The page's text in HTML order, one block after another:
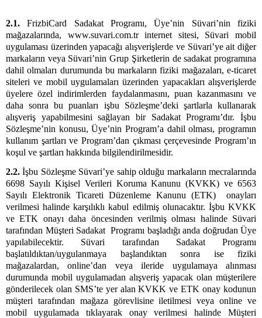
2.1.FrizbiCard Sadakat Programı, Üye’nin Süvari’nin fiziki
mağazalarında, www.suvari.com.tr internet sitesi, Süvari mobil
uygulaması üzerinden yapacağı alışverişlerde ve Süvari’ye ait diğer
markaların veya Süvari’nin Grup Şirketlerin de sadakat programına
dahil olmaları durumunda bu markaların fiziki mağazaları, e-ticaret
siteleri ve mobil uygulamaları üzerinden yapacakları alışverişlerde
üyelere özel indirimlerden faydalanmasını, puan kazanmasını ve
daha sonra bu puanları işbu Sözleşme’deki şartlarla kullanarak
alışveriş yapabilmesini sağlayan bir Sadakat Programı’dır. İşbu
Sözleşme’nin konusu, Üye’nin Program’a dahil olması, programın
kullanım şartları ve Program’dan çıkması çerçevesinde Program’ın
koşul ve şartları hakkında bilgilendirilmesidir.
2.2.İşbu Sözleşme Süvari’ye sahip olduğu markaların mecralarında
6698 Sayılı Kişisel Verileri Koruma Kanunu (KVKK) ve 6563
Sayılı Elektronik Ticareti Düzenleme Kanunu (ETK) onayları
verilmesi halinde karşılıklı kabul edilmiş olunacaktır. İşbu KVKK
ve ETK onayı daha öncesinden verilmiş olması halinde Süvari
tarafından Müşteri Sadakat Programı başladığı anda doğrudan Üye
yapılabilecektir. Süvari tarafından Sadakat Programı
başlatıldıktan/uygulanmaya başlandıktan sonra ise fiziki
mağazalardan, online’dan veya ileride uygulamaya alınması
durumunda mobil uygulamadan alışveriş yapacak olan müşterilere
gönderilecek olan SMS’te yer alan KVKK ve ETK onay kodunun
müşteri tarafından mağaza görevlisine iletilmesi veya online ve
mobil uygulamada tıklayarak onay verilmesi halinde Müşteri